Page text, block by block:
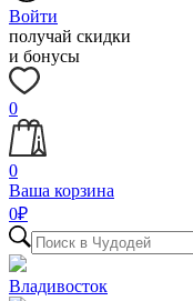
Войти
получай скидки
и бонусы
0
0
Ваша корзина
0₽
Владивосток